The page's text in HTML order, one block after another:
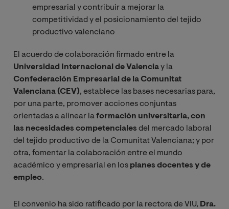
empresarial y contribuir a mejorar la
competitividad y el posicionamiento del tejido
productivo valenciano
El acuerdo de colaboración firmado entre la
Universidad Internacional de Valenciay la
Confederación Empresarial de la Comunitat
Valenciana (CEV), establece las bases necesarias para,
por una parte, promover acciones conjuntas
orientadas a alinear laformación universitaria, con
las necesidades competenciales del mercado laboral
del tejido productivo de la Comunitat Valenciana; y por
otra, fomentar la colaboración entre el mundo
académico y empresarial en los planes docentes y de
empleo.
El convenio ha sido ratificado por la rectora de VIU, Dra.